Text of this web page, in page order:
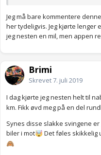
Jeg må bare kommentere
her tydeligvis. Jeg kjørte lenger
jeg nesten en mil, men appen
Brimi
Skrevet7. juli 2019
I dag kjørte jeg nesten helt til
km. Fikk øvd meg på en del
Synes disse slakke svingene
biler i mot🤯 Det føles skikkelig
🙈